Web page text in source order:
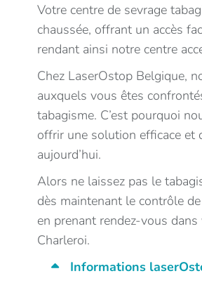
Votre centre de sevrage
chaussée, offrant un accès
rendant ainsi notre centre
Chez LaserOstop Belgique,
auxquels vous êtes
tabagisme. C’est pourquoi
offrir une solution efficace et
aujourd’hui.
Alors ne laissez pas le
dès maintenant le contrôle
en prenant rendez-vous
Charleroi.
Informations